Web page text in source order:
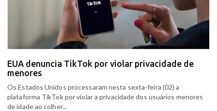
EUA denuncia TikTok por violar privacidade de
menores
Os Estados Unidos processaram nesta sexta-feira (02) a
plataforma TikTok por violar a privacidade dos usuários menores
de idade ao colher...